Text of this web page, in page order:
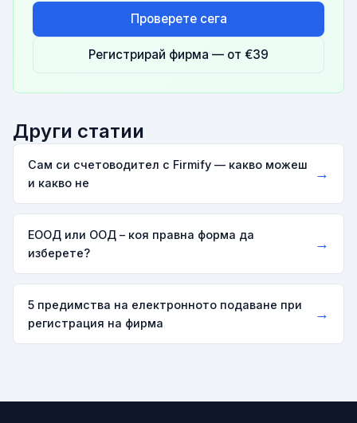
Проверете сега
Регистрирай фирма — от €39
Други статии
Сам си счетоводител с Firmify — какво можеш
и какво не
→
ЕООД или ООД – коя правна форма да
изберете?
→
5 предимства на електронното подаване при
регистрация на фирма
→